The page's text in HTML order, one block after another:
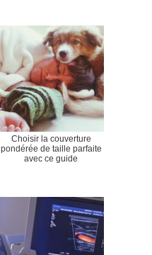
Choisir la couverture
pondérée de taille parfaite
avec ce guide